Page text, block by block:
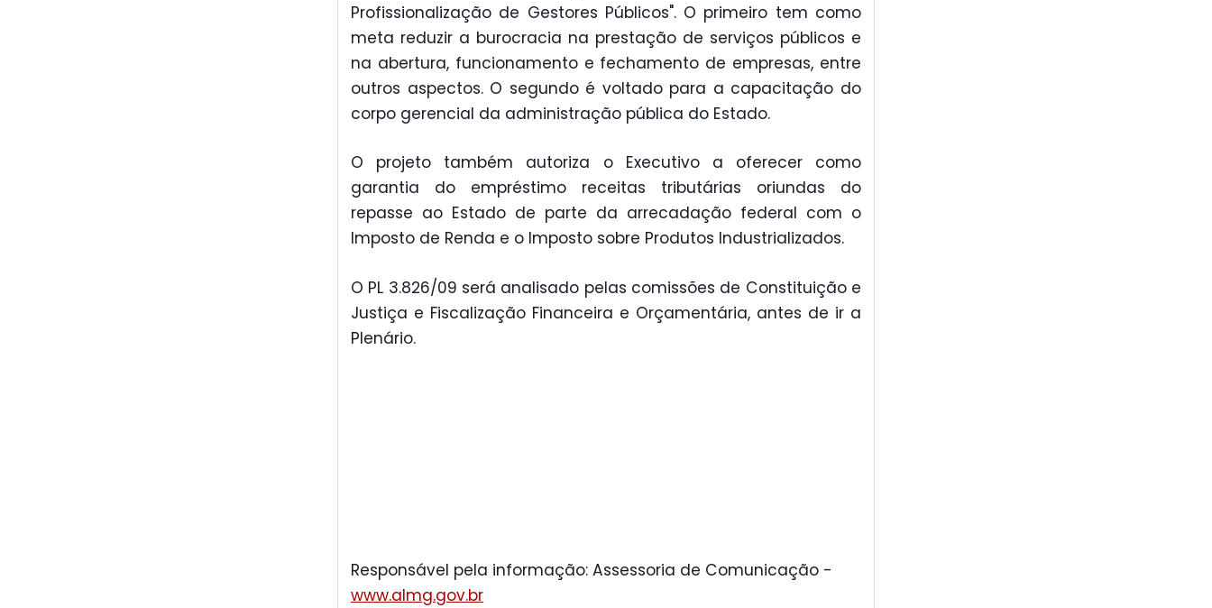
Profissionalização de Gestores Públicos". O primeiro tem como
meta reduzir a burocracia na prestação de serviços públicos e
na abertura, funcionamento e fechamento de empresas, entre
outros aspectos. O segundo é voltado para a capacitação do
corpo gerencial da administração pública do Estado.
O projeto também autoriza o Executivo a oferecer como
garantia do empréstimo receitas tributárias oriundas do
repasse ao Estado de parte da arrecadação federal com o
Imposto de Renda e o Imposto sobre Produtos Industrializados.
O PL 3.826/09 será analisado pelas comissões de Constituição e
Justiça e Fiscalização Financeira e Orçamentária, antes de ir a
Plenário.
Responsável pela informação: Assessoria de Comunicação -
www.almg.gov.br